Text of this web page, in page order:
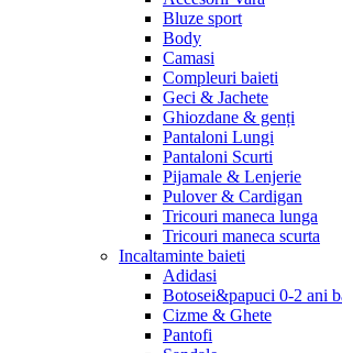
Bluze sport
Body
Camasi
Compleuri baieti
Geci & Jachete
Ghiozdane & genți
Pantaloni Lungi
Pantaloni Scurti
Pijamale & Lenjerie
Pulover & Cardigan
Tricouri maneca lunga
Tricouri maneca scurta
Incaltaminte baieti
Adidasi
Botosei&papuci 0-2 ani
Cizme & Ghete
Pantofi